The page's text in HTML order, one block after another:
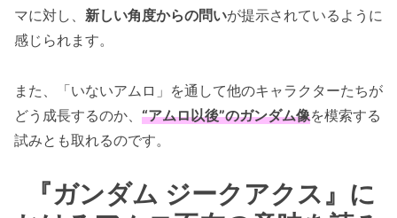
マに対し、 新しい角度からの問いが提示されているように
感じられます。
また、「いないアムロ」を通して他のキャラクターたちが
どう成長するのか、 “アムロ以後”のガンダム像を模索する
試みとも取れるのです。
『ガンダム ジークアクス』に